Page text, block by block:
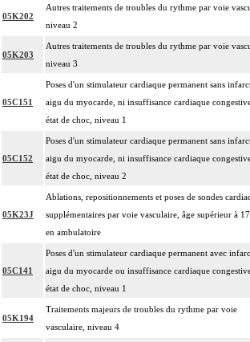
05K202
Autres traitements de troubles du rythme par voie
niveau 2
05K203
Autres traitements de troubles du rythme par voie
niveau 3
05C151
Poses d'un stimulateur cardiaque permanent sans
aigu du myocarde, ni insuffisance cardiaque
état de choc, niveau 1
05C152
Poses d'un stimulateur cardiaque permanent sans
aigu du myocarde, ni insuffisance cardiaque
état de choc, niveau 2
05K23J
Ablations, repositionnements et poses de sondes
supplémentaires par voie vasculaire, âge supérieur à 17
en ambulatoire
05C141
Poses d'un stimulateur cardiaque permanent avec
aigu du myocarde ou insuffisance cardiaque
état de choc, niveau 1
05K194
Traitements majeurs de troubles du rythme par voie
vasculaire, niveau 4